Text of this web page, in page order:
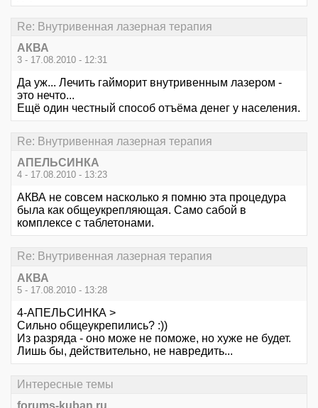
Re: Внутривенная лазерная терапия
АКВА
3 - 17.08.2010 - 12:31
Да уж... Лечить гайморит внутривенным лазером -
это нечто...
Ещё один честный способ отъёма денег у населения.
Re: Внутривенная лазерная терапия
АПЕЛЬСИНКА
4 - 17.08.2010 - 13:23
АКВА не совсем насколько я помню эта процедура
была как общеукрепляющая. Само сабой в
комплексе с таблетонами.
Re: Внутривенная лазерная терапия
АКВА
5 - 17.08.2010 - 13:28
4-АПЕЛЬСИНКА >
Сильно общеукрепились? :))
Из разряда - оно може не поможе, но хуже не будет.
Лишь бы, действительно, не навредить...
Интересные темы
forums-kuban.ru